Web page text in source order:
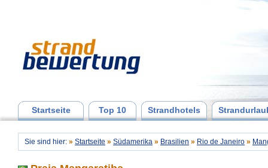
Startseite Top 10 Strandhotels
Sie sind hier: » Startseite » Südamerika » Brasilien » Rio de Janeiro »